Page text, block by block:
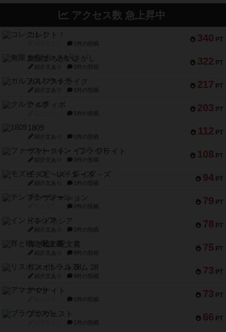
アクセス数 急上昇中
340 PT
コレクト！
1件の投稿
322 PT
無限まちがいさがし
紹介文あり 2件の投稿
217 PT
ガルフストライク
紹介文あり 1件の投稿
203 PT
クルティボ
1件の投稿
112 PT
1809
紹介文あり 1件の投稿
108 PT
ファースト・イン・フライト
紹介文あり 3件の投稿
94 PT
モズビ－ズ・レイダ－ズ
紹介文あり 1件の投稿
79 PT
テンプテーション
2件の投稿
78 PT
インドネシア
紹介文あり 2件の投稿
75 PT
宵と暁の呪文書
紹介文あり 8件の投稿
73 PT
リスボン・トラム 28
紹介文あり 9件の投稿
73 PT
アマナイト
1件の投稿
66 PT
ブラヴェスト
1件の投稿